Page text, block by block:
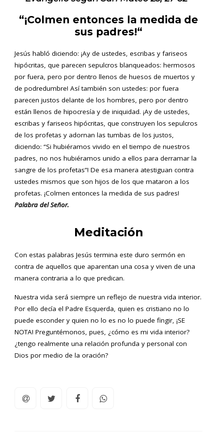
“¡Colmen entonces la medida de
sus padres!“
Jesús habló diciendo: ¡Ay de ustedes, escribas y fariseos
hipócritas, que parecen sepulcros blanqueados: hermosos
por fuera, pero por dentro llenos de huesos de muertos y
de podredumbre! Así también son ustedes: por fuera
parecen justos delante de los hombres, pero por dentro
están llenos de hipocresía y de iniquidad. ¡Ay de ustedes,
escribas y fariseos hipócritas, que construyen los sepulcros
de los profetas y adornan las tumbas de los justos,
diciendo: “Si hubiéramos vivido en el tiempo de nuestros
padres, no nos hubiéramos unido a ellos para derramar la
sangre de los profetas”! De esa manera atestiguan contra
ustedes mismos que son hijos de los que mataron a los
profetas. ¡Colmen entonces la medida de sus padres!
Palabra del Señor.
Meditación
Con estas palabras Jesús termina este duro sermón en
contra de aquellos que aparentan una cosa y viven de una
manera contraria a lo que predican.
Nuestra vida será siempre un reflejo de nuestra vida interior.
Por ello decía el Padre Esquerda, quien es cristiano no lo
puede esconder y quien no lo es no lo puede fingir, ¡SE
NOTA! Preguntémonos, pues, ¿cómo es mi vida interior?
¿tengo realmente una relación profunda y personal con
Dios por medio de la oración?